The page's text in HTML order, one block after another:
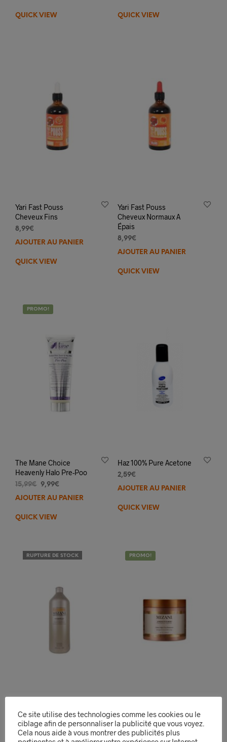
QUICK VIEW QUICK VIEW
Yari Fast Pouss
Cheveux Fins
8,99€
AJOUTER AU PANIER
QUICK VIEW
Yari Fast Pouss
Cheveux Normaux A
Épais
8,99€
AJOUTER AU PANIER
QUICK VIEW
PROMO!
The Mane Choice
Heavenly Halo Pre-Poo
15,99€
Le
prix
était :
9,99€
prix
AJOUTER AU PANIER
QUICK VIEW
Haz 100% Pure Acetone
2,59€
AJOUTER AU PANIER
QUICK VIEW
RUPTURE DE STOCK
Hydrantant Mizani
Hydrafuse Intensive
Moisturizing Treatment
PROMO!
Strength Fusion
Intense Night-Time
Treatment 150ml
Ce site utilise des technologies comme les cookies ou le
ciblage afin de personnaliser la publicité que vous voyez.
Cela nous aide à vous montrer des publicités plus